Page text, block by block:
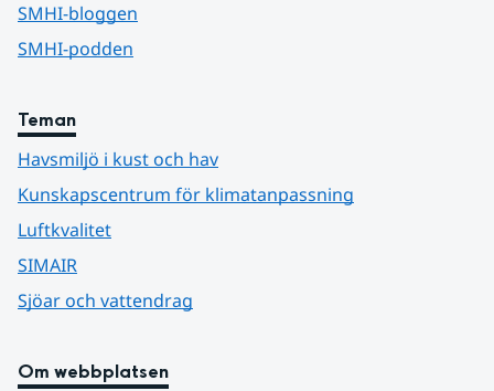
SMHI-bloggen
SMHI-podden
Teman
Havsmiljö i kust och hav
Kunskapscentrum för klimatanpassning
Luftkvalitet
SIMAIR
Sjöar och vattendrag
Om webbplatsen